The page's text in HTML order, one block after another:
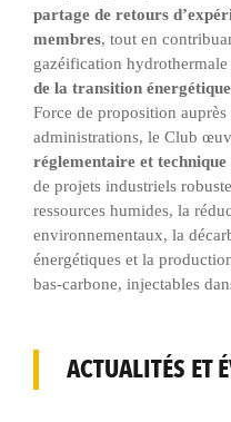
partage de retours
membres, tout en
gazéification hydrothermale
de la transition
Force de proposition
administrations, le Club
réglementaire et technique
de projets industriels
ressources humides, la
environnementaux, la
énergétiques et la
bas-carbone, injectables
ACTUALITÉS ET